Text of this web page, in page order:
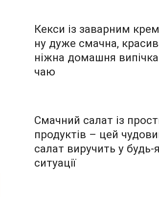
Кекси із заварним
ну дуже смачна,
ніжна домашня
чаю
Смачний салат із
продуктів – цей
салат виручить у будь-
ситуації